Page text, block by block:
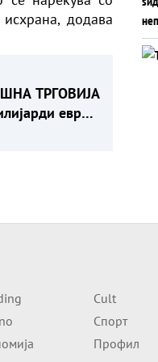
додава
ТРГОВИЈА
евра
Cult
Спорт
Профил